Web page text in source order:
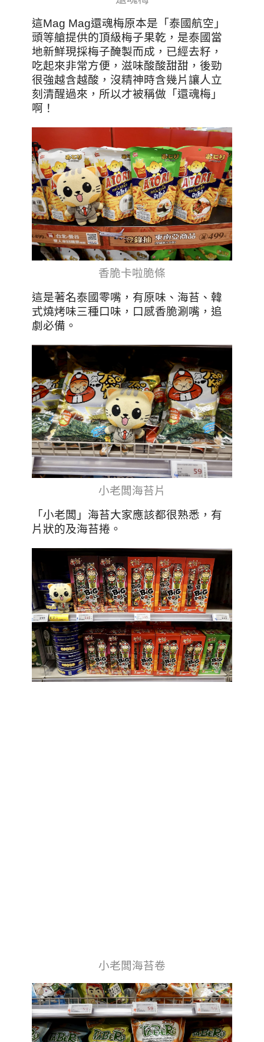
這Mag Mag還魂梅原本是「泰國航空」
頭等艙提供的頂級梅子果乾，是泰國當
地新鮮現採梅子醃製而成，已經去籽，
吃起來非常方便，滋味酸酸甜甜，後勁
很強越含越酸，沒精神時含幾片讓人立
刻清醒過來，所以才被稱做「還魂梅」
啊！
香脆卡啦脆條
這是著名泰國零嘴，有原味、海苔、韓
式燒烤味三種口味，口感香脆涮嘴，追
劇必備。
小老闆海苔片
「小老闆」海苔大家應該都很熟悉，有
片狀的及海苔捲。
小老闆海苔卷